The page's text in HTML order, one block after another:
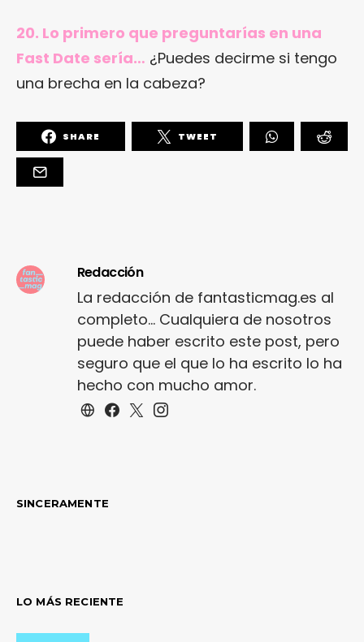
20. Lo primero que preguntarías en una
Fast Date sería… ¿Puedes decirme si tengo
una brecha en la cabeza?
SHARE TWEET
Redacción
La redacción de fantasticmag.es al
completo... Cualquiera de nosotros
puede haber escrito este post, pero
seguro que el que lo ha escrito lo ha
hecho con mucho amor.
SINCERAMENTE
LO MÁS RECIENTE